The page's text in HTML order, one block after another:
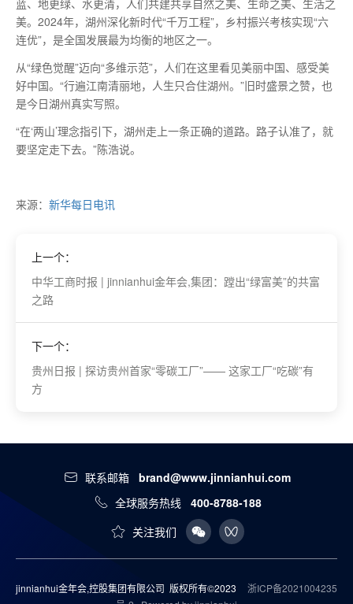
蓝、地更绿、水更清，人们共建共享自然之美、生命之美、生活之
美。2024年，湖州深化新时代“千万工程”，乡村振兴考核实现“六
连优”，是全国发展最为均衡的地区之一。
从“绿色觉醒”迈向“多维示范”，人们在这里看见美丽中国、感受美
好中国。“行遍江南清丽地，人生只合住湖州。”旧时盛景之赞，也
是今日湖州真实写照。
“在‘两山’理念指引下，湖州走上一条正确的道路。路子认准了，就
要坚定走下去。”陈浩说。
来源： 新华每日电讯
上一个：
中华工商时报 | jinnianhui金年会,集团：蹚出“绿富美”的共富
之路
下一个：
贵州日报 | 探访贵州首家“零碳工厂”—— 这家工厂“吃碳”有
方
联系邮箱 brand@www.jinnianhui.com
全球服务热线
400-8788-188
关注我们
jinnianhui金年会,控股集团有限公司 版权所有©2023
浙ICP备2021004235